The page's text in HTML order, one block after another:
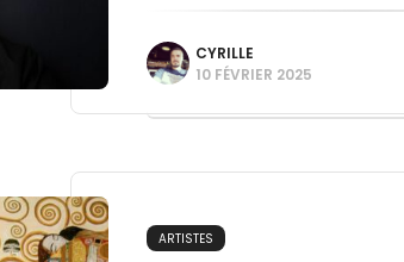
CYRILLE
10 FÉVRIER 2025
ARTISTES